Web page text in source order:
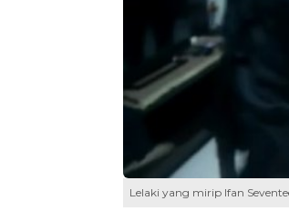
Lelaki yang mirip Ifan